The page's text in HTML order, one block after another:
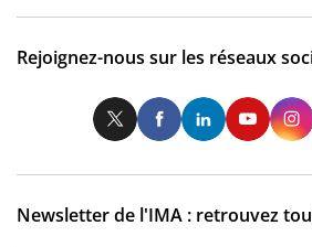
Rejoignez-nous sur les réseaux
Twitter
Newsletter de l'IMA : retrouvez